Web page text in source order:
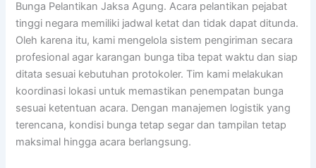
Bunga Pelantikan Jaksa Agung. Acara pelantikan pejabat
tinggi negara memiliki jadwal ketat dan tidak dapat ditunda.
Oleh karena itu, kami mengelola sistem pengiriman secara
profesional agar karangan bunga tiba tepat waktu dan siap
ditata sesuai kebutuhan protokoler. Tim kami melakukan
koordinasi lokasi untuk memastikan penempatan bunga
sesuai ketentuan acara. Dengan manajemen logistik yang
terencana, kondisi bunga tetap segar dan tampilan tetap
maksimal hingga acara berlangsung.